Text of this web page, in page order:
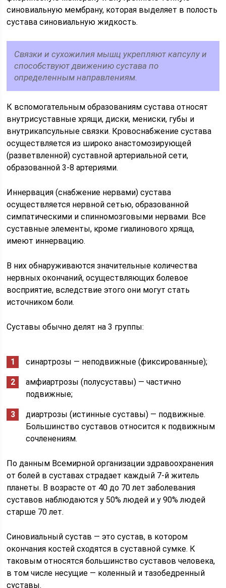
синовиальную мембрану, которая выделяет в полость
сустава синовиальную жидкость.
Связки и сухожилия мышц укрепляют капсулу и
способствуют движению сустава по
определенным направлениям.
К вспомогательным образованиям сустава относят
внутрисуставные хрящи, диски, мениски, губы и
внутрикапсульные связки. Кровоснабжение сустава
осуществляется из широко анастомозирующей
(разветвленной) суставной артериальной сети,
образованной 3-8 артериями.
Иннервация (снабжение нервами) сустава
осуществляется нервной сетью, образованной
симпатическими и спинномозговыми нервами. Все
суставные элементы, кроме гиалинового хряща,
имеют иннервацию.
В них обнаруживаются значительные количества
нервных окончаний, осуществляющих болевое
восприятие, вследствие этого они могут стать
источником боли.
Суставы обычно делят на 3 группы:
синартрозы — неподвижные (фиксированные);
амфиартрозы (полусуставы) — частично
подвижные;
диартрозы (истинные суставы) — подвижные.
Большинство суставов относится к подвижным
сочленениям.
По данным Всемирной организации здравоохранения
от болей в суставах страдает каждый 7-й житель
планеты. В возрасте от 40 до 70 лет заболевания
суставов наблюдаются у 50% людей и у 90% людей
старше 70 лет.
Синовиальный сустав — это сустав, в котором
окончания костей сходятся в суставной сумке. К
таковым относятся большинство суставов человека,
в том числе несущие — коленный и тазобедренный
суставы.